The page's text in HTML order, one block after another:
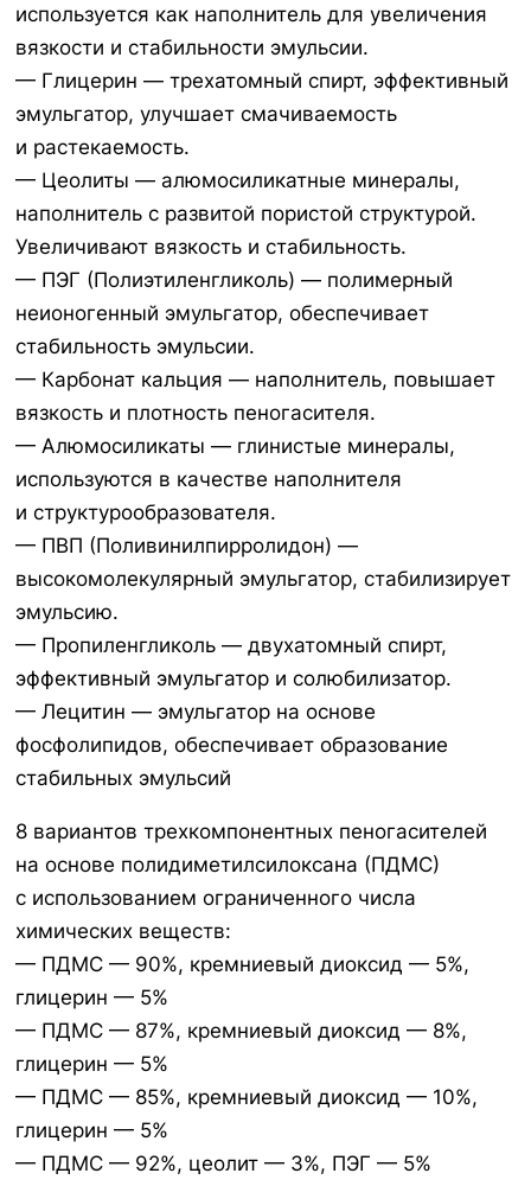
используется как наполнитель для увеличения
вязкости и стабильности эмульсии.
— Глицерин — трехатомный спирт, эффективный
эмульгатор, улучшает смачиваемость
и растекаемость.
— Цеолиты — алюмосиликатные минералы,
наполнитель с развитой пористой структурой.
Увеличивают вязкость и стабильность.
— ПЭГ (Полиэтиленгликоль) — полимерный
неионогенный эмульгатор, обеспечивает
стабильность эмульсии.
— Карбонат кальция — наполнитель, повышает
вязкость и плотность пеногасителя.
— Алюмосиликаты — глинистые минералы,
используются в качестве наполнителя
и структурообразователя.
— ПВП (Поливинилпирролидон) —
высокомолекулярный эмульгатор, стабилизирует
эмульсию.
— Пропиленгликоль — двухатомный спирт,
эффективный эмульгатор и солюбилизатор.
— Лецитин — эмульгатор на основе
фосфолипидов, обеспечивает образование
стабильных эмульсий
8 вариантов трехкомпонентных пеногасителей
на основе полидиметилсилоксана (ПДМС)
с использованием ограниченного числа
химических веществ:
— ПДМС — 90%, кремниевый диоксид — 5%,
глицерин — 5%
— ПДМС — 87%, кремниевый диоксид — 8%,
глицерин — 5%
— ПДМС — 85%, кремниевый диоксид — 10%,
глицерин — 5%
— ПДМС — 92%, цеолит — 3%, ПЭГ — 5%